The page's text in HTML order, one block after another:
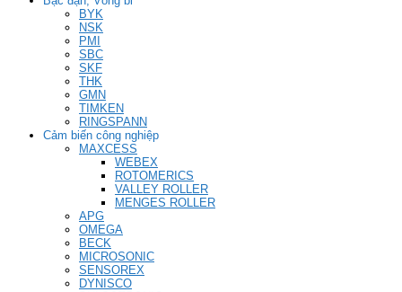
BYK
NSK
PMI
SBC
SKF
THK
GMN
TIMKEN
RINGSPANN
Cảm biến công nghiệp
MAXCESS
WEBEX
ROTOMERICS
VALLEY ROLLER
MENGES ROLLER
APG
OMEGA
BECK
MICROSONIC
SENSOREX
DYNISCO